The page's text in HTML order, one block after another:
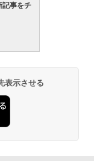
キスト 第４版
& CSSとWe
2版］
しい、かさばら
みやすい、6週間持
ニチャーエディ
記事をチ
表示させる